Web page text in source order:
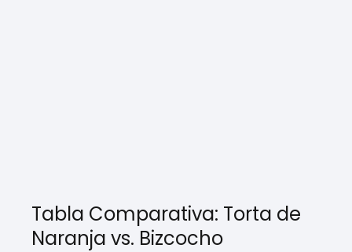
Tabla Comparativa: Torta de
Naranja vs. Bizcocho